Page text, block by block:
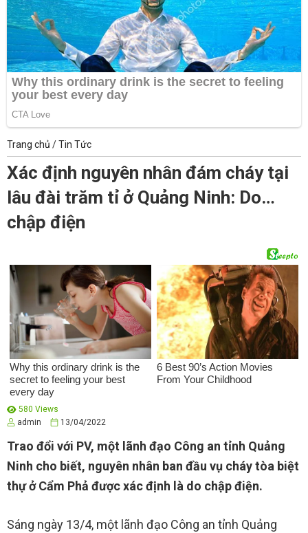
Trang chủ /Tin Tức
Xác định nguyên nhân đám cháy tại
lâu đài trăm tỉ ở Quảng Ninh: Do…
chập điện
580 Views
admin
13/04/2022
Trao đổi với PV, một lãnh đạo Công an tỉnh Quảng
Ninh cho biết, nguyên nhân ban đầu vụ cháy tòa biệt
thự ở Cẩm Phả được xác định là do chập điện.
Sáng ngày 13/4, một lãnh đạo Công an tỉnh Quảng